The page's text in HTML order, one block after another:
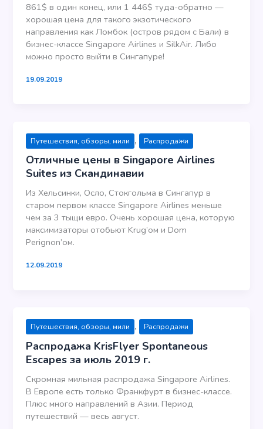
861$ в один конец, или 1 446$ туда-обратно —
хорошая цена для такого экзотического
направления как Ломбок (остров рядом с Бали) в
бизнес-классе Singapore Airlines и SilkAir. Либо
можно просто выйти в Сингапуре!
19.09.2019
Путешествия, обзоры, мили , Распродажи
Отличные цены в Singapore Airlines
Suites из Скандинавии
Из Хельсинки, Осло, Стокгольма в Сингапур в
старом первом классе Singapore Airlines меньше
чем за 3 тыщи евро. Очень хорошая цена, которую
максимизаторы отобьют Krug’ом и Dom
Perignon’ом.
12.09.2019
Путешествия, обзоры, мили , Распродажи
Распродажа KrisFlyer Spontaneous
Escapes за июль 2019 г.
Скромная мильная распродажа Singapore Airlines.
В Европе есть только Франкфурт в бизнес-классе.
Плюс много направлений в Азии. Период
путешествий — весь август.